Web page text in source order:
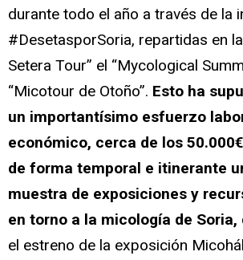
durante todo el año a través de la
#DesetasporSoria, repartidas en
Setera Tour” el “Mycological
“Micotour de Otoño”. Esto ha
un importantísimo esfuerzo
económico, cerca de los
de forma temporal e itinerante
muestra de exposiciones y
en torno a la micología de Soria,
el estreno de la exposición